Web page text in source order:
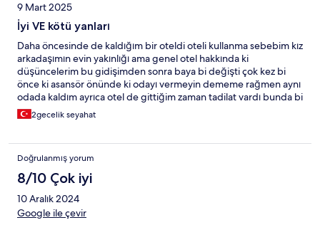
9 Mart 2025
İyi VE kötü yanları
Daha öncesinde de kaldığım bir oteldi oteli kullanma sebebim kız
arkadaşımın evin yakınlığı ama genel otel hakkında ki
düşüncelerim bu gidişimden sonra baya bi değişti çok kez bi
önce ki asansör önünde ki odayı vermeyin dememe rağmen aynı
odada kaldım ayrıca otel de gittiğim zaman tadilat vardı bunda bi
sorun yok ama cumartesi günü ramazan da sabah saat 08:00 da
tadilat işlerine başlandı ve gram uyku uyuyamadım odalarda ki
geliyor kapıların mutlaka değiştirilmesi lazım ekstra bir hizmet
zaten yok duşakabinin içinde beyaz bir sıvı sabun var yıkanmanızı
saç yıkamanızı onunla yapmanız gerekiyor dış başlığı zaten
fıskiye gibi her yere saçıyor sıcak su vs gibi durumlar da sorun
yokdu oda sıcaklığı gayet iyiydi nevresim ve yastıklar konusunda
da bir şikayetim yok ama dediğim gibi eğer ki saat 10 da girip
2gecelik seyahat
Doğrulanmış yorum
8/10 Çok iyi
10 Aralık 2024
Google ile çevir